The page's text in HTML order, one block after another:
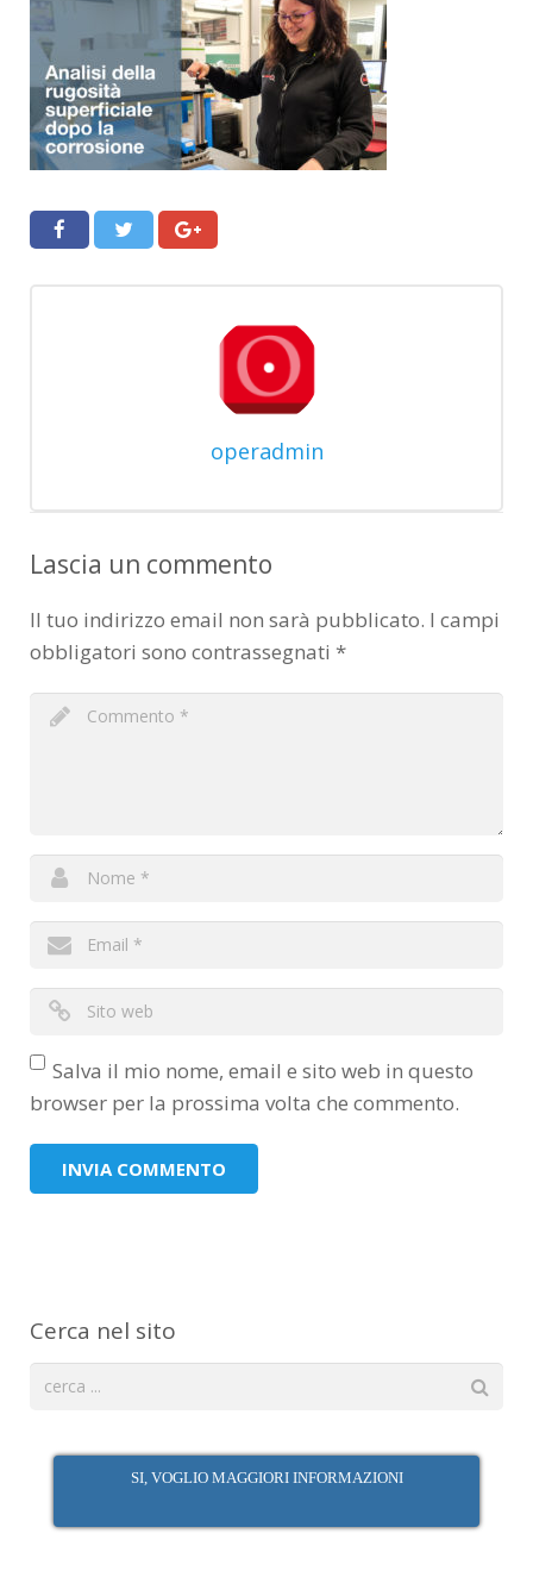
operadmin
Lascia un commento
Il tuo indirizzo email non sarà pubblicato. I campi
obbligatori sono contrassegnati *
Salva il mio nome, email e sito web in questo
browser per la prossima volta che commento.
Cerca nel sito
SI, VOGLIO MAGGIORI INFORMAZIONI